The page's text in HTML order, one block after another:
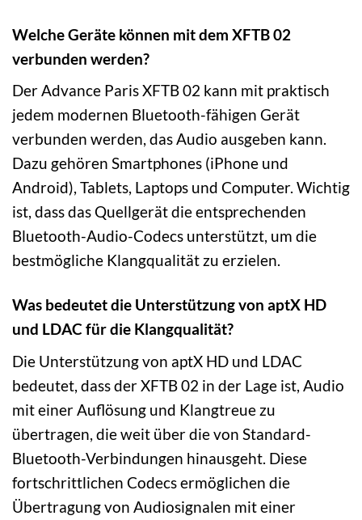
Welche Geräte können mit dem XFTB 02
verbunden werden?
Der Advance Paris XFTB 02 kann mit praktisch
jedem modernen Bluetooth-fähigen Gerät
verbunden werden, das Audio ausgeben kann.
Dazu gehören Smartphones (iPhone und
Android), Tablets, Laptops und Computer. Wichtig
ist, dass das Quellgerät die entsprechenden
Bluetooth-Audio-Codecs unterstützt, um die
bestmögliche Klangqualität zu erzielen.
Was bedeutet die Unterstützung von aptX HD
und LDAC für die Klangqualität?
Die Unterstützung von aptX HD und LDAC
bedeutet, dass der XFTB 02 in der Lage ist, Audio
mit einer Auflösung und Klangtreue zu
übertragen, die weit über die von Standard-
Bluetooth-Verbindungen hinausgeht. Diese
fortschrittlichen Codecs ermöglichen die
Übertragung von Audiosignalen mit einer